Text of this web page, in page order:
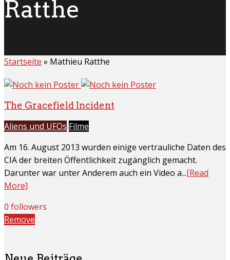
Ratthe
Startseite » Mathieu Ratthe
The Gracefield Incident
Aliens und UFOs Filme
Am 16. August 2013 wurden einige vertrauliche Daten des
CIA der breiten Öffentlichkeit zugänglich gemacht.
Darunter war unter Anderem auch ein Video a...[Read
More]
0 followers
Remove